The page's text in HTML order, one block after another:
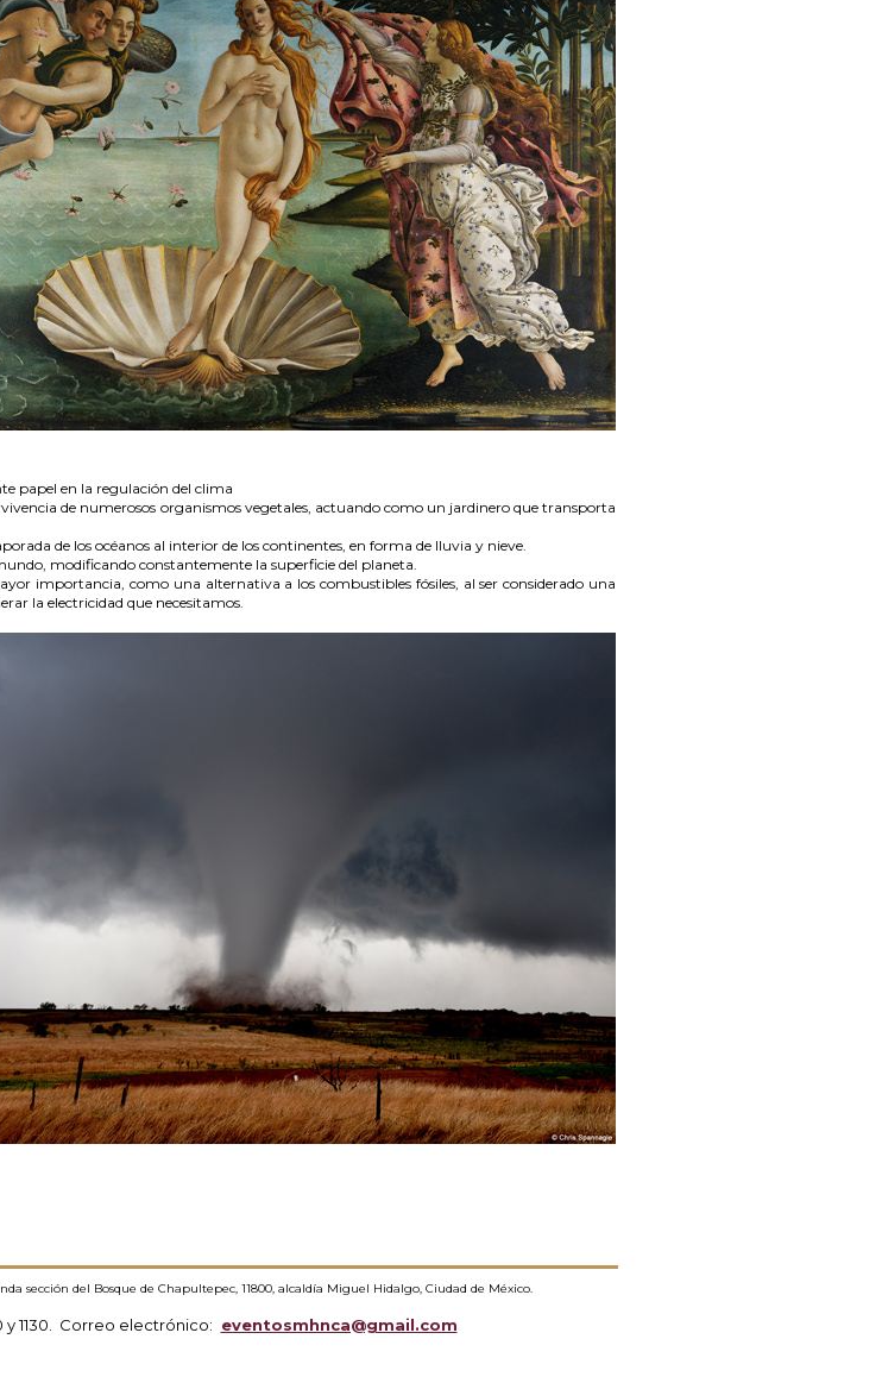
papel en la regulación del clima
de numerosos organismos vegetales, actuando como un jardinero que transporta
de los océanos al interior de los continentes, en forma de lluvia y nieve.
modificando constantemente la superficie del planeta.
importancia, como una alternativa a los combustibles fósiles, al ser considerado una
la electricidad que necesitamos.
sección del Bosque de Chapultepec, 11800, alcaldía Miguel Hidalgo, Ciudad de México.
y 1130. Correo electrónico: eventosmhnca@gmail.com